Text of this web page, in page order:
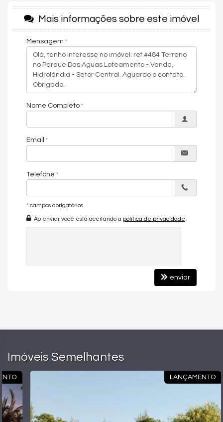
Endereço:
Centro de Hidrolandia
Setor Central
Hidrolândia /GO
Mais informações sobre este imóvel
Mensagem
Nome Completo
Email
Telefone
* campos obrigatórios
Ao enviar você está aceitando a política de privacidade.
enviar
Imóveis Semelhantes
LANÇAMENTO